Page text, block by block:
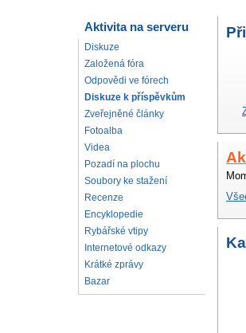
Aktivita na serveru
Diskuze
Založená fóra
Odpovědi ve fórech
Diskuze k příspěvkům
Zveřejněné články
Fotoalba
Videa
Pozadí na plochu
Soubory ke stažení
Recenze
Encyklopedie
Rybářské vtipy
Internetové odkazy
Krátké zprávy
Bazar